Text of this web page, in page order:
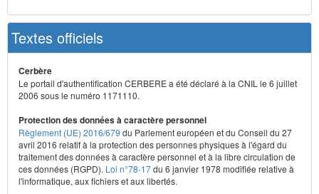
Textes officiels
Cerbère
Le portail d'authentification CERBERE a été déclaré à la CNIL le 6 juillet
2006 sous le numéro 1171110.
Protection des données à caractère personnel
Règlement (UE) 2016/679 du Parlement européen et du Conseil du 27
avril 2016 relatif à la protection des personnes physiques à l'égard du
traitement des données à caractère personnel et à la libre circulation de
ces données (RGPD). Loi n°78-17du 6 janvier 1978 modifiée relative à
l'informatique, aux fichiers et aux libertés.